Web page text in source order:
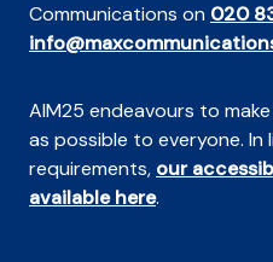
Communications on 020
AIM25 endeavours to
as possible to everyone. In
requirements, our
available here.